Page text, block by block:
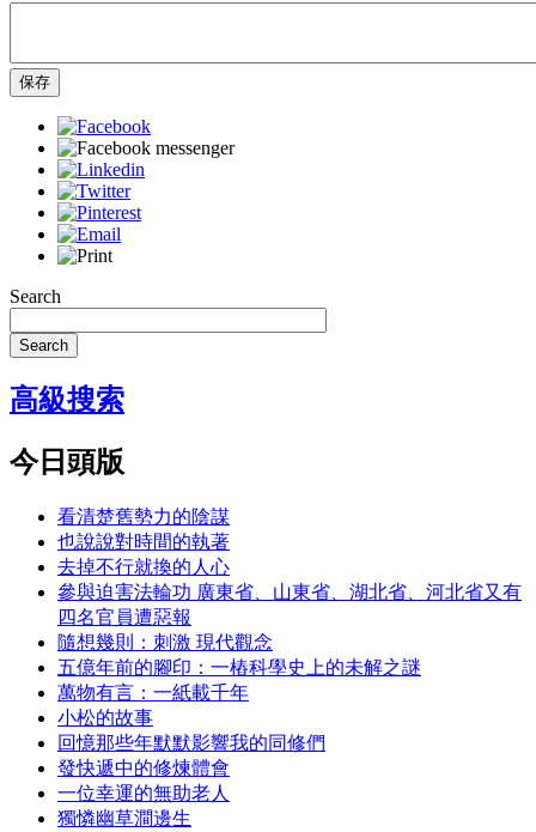
保存
Search
Search
高級搜索
今日頭版
看清楚舊勢力的陰謀
也說說對時間的執著
去掉不行就換的人心
參與迫害法輪功 廣東省、山東省、湖北省、河北省又有
四名官員遭惡報
隨想幾則：刺激 現代觀念
五億年前的腳印：一樁科學史上的未解之謎
萬物有言：一紙載千年
小松的故事
回憶那些年默默影響我的同修們
發快遞中的修煉體會
一位幸運的無助老人
獨憐幽草澗邊生